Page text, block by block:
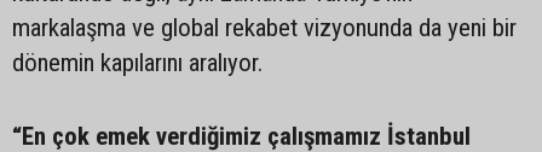
markalaşma ve global rekabet vizyonunda da yeni bir
dönemin kapılarını aralıyor.
“En çok emek verdiğimiz çalışmamız İstanbul